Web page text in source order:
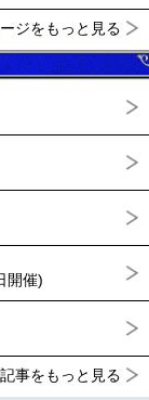
ジをもっと見る
開催)
事をもっと見る